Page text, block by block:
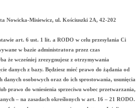
Nowicka-Misiewicz, ul. Kościuszki 2A, 42-202
art. 6 ust. 1 lit. a RODO w celu przesyłania Ci
w bazie administratora przez czas
że wcześniej zrezygnujesz z otrzymywania
danych z bazy. Będziesz mieć prawo do żądania od
danych osobowych oraz do ich sprostowania, usunięcia
prawo do wniesienia sprzeciwu wobec przetwarzania,
– na zasadach określonych w art. 16 – 21 RODO.